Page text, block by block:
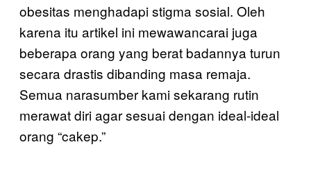
obesitas menghadapi stigma sosial. Oleh
karena itu artikel ini mewawancarai juga
beberapa orang yang berat badannya turun
secara drastis dibanding masa remaja.
Semua narasumber kami sekarang rutin
merawat diri agar sesuai dengan ideal-ideal
orang “cakep.”